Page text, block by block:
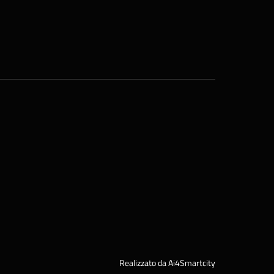
Realizzato da Ai4Smartcity